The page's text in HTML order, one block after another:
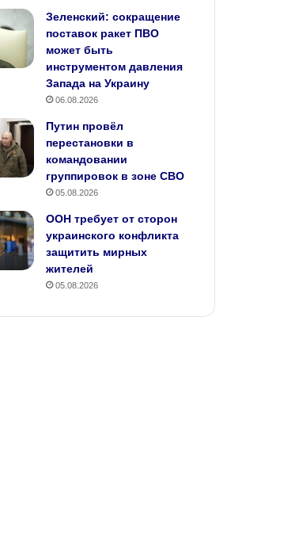
Зеленский: сокращение
поставок ракет ПВО
может быть
инструментом давления
Запада на Украину
06.08.2026
Путин провёл
перестановки в
командовании
группировок в зоне СВО
05.08.2026
ООН требует от сторон
украинского конфликта
защитить мирных
жителей
05.08.2026